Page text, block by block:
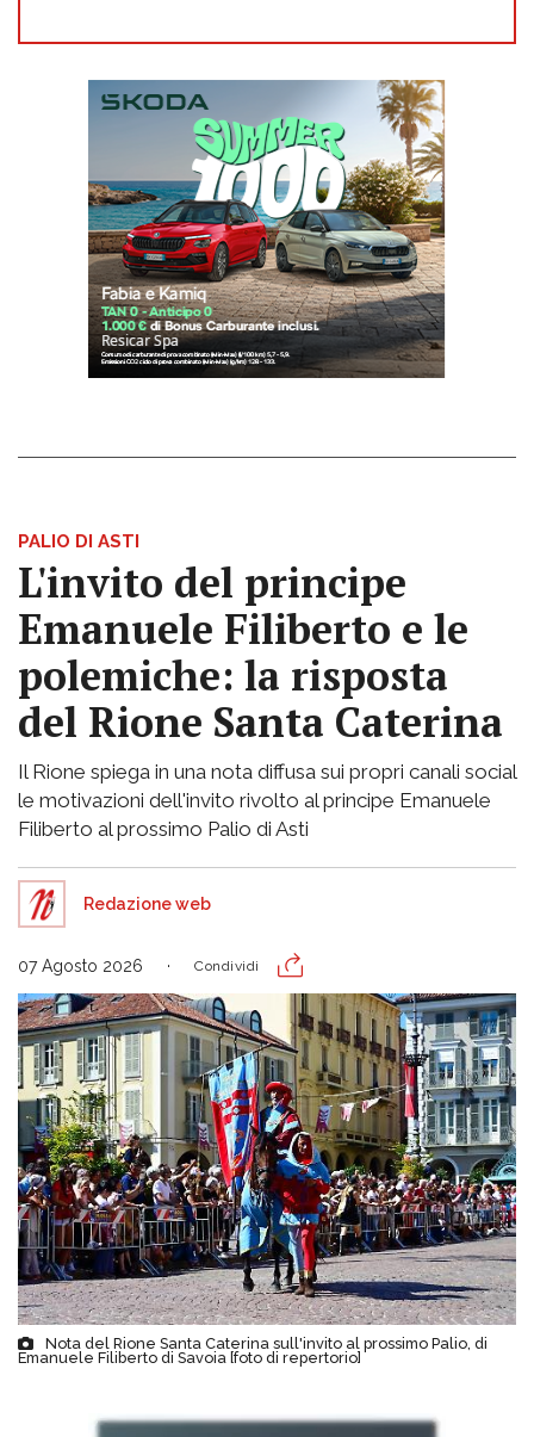
PALIO DI ASTI
L'invito del principe
Emanuele Filiberto e le
polemiche: la risposta
del Rione Santa Caterina
Il Rione spiega in una nota diffusa sui propri canali social
le motivazioni dell'invito rivolto al principe Emanuele
Filiberto al prossimo Palio di Asti
Redazione web
07 Agosto 2026 Condividi
Nota del Rione Santa Caterina sull'invito al prossimo Palio, di
Emanuele Filiberto di Savoia [foto di repertorio]